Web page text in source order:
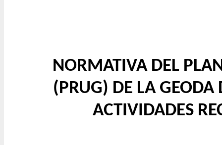
NORMATIVA DEL
(PRUG) DE LA
ACTIVIDADES